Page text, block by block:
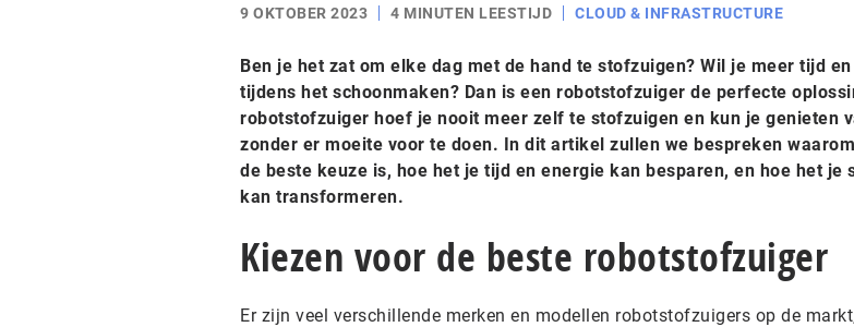
9 OKTOBER 2023 4 MINUTEN LEESTIJD CLOUD & INFRASTRUCTURE
Ben je het zat om elke dag met de hand te stofzuigen? Wil je meer tijd
tijdens het schoonmaken? Dan is een robotstofzuiger de perfecte
robotstofzuiger hoef je nooit meer zelf te stofzuigen en kun je genieten
zonder er moeite voor te doen. In dit artikel zullen we bespreken
de beste keuze is, hoe het je tijd en energie kan besparen, en hoe het je
kan transformeren.
Kiezen voor de beste robotstofzuiger
Er zijn veel verschillende merken en modellen robotstofzuigers op de